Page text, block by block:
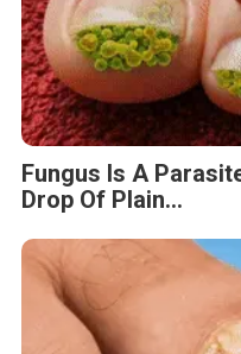
Fungus Is A
Drop Of Plain...